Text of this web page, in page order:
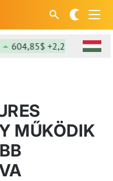
+2,2% SOL
MŰKÖDIK